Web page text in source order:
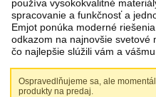
používa vysokokvalitné
spracovanie a funkčnosť a
Emjot ponúka moderné
odkazom na najnovšie svetové
čo najlepšie slúžili vám a
Ospravedlňujeme sa, ale
produkty na predaj.